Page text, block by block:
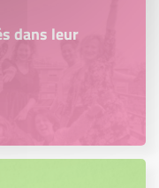
dans leur